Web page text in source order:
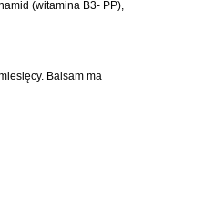
(witamina B3- PP),
Balsam ma